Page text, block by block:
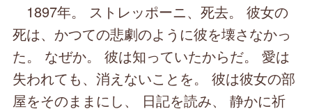
1897年。 ストレッポーニ、死去。 彼女の
死は、かつての悲劇のように彼を壊さなかっ
た。 なぜか。 彼は知っていたからだ。 愛は
失われても、消えないことを。 彼は彼女の部
屋をそのままにし、 日記を読み、 静かに祈